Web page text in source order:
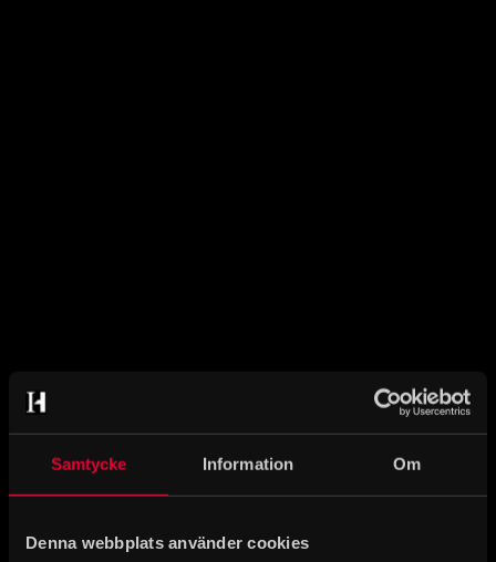
Samtycke Information Om
Denna webbplats använder cookies